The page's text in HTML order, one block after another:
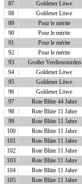
87
Goldener Löwe
88
Goldener Löwe
89
Pour le mérite
90
Pour le mérite
91
Pour le mérite
92
Pour le mérite
93
Großer Verdienstorden
94
Goldener Löwe
95
Goldener Löwe
96
Goldener Löwe
97
Rote Blüte 44 Jahre
98
Rote Blüte 11 Jahre
99
Rote Blüte 11 Jahre
100
Rote Blüte 11 Jahre
101
Rote Blüte 11 Jahre
102
Rote Blüte 11 Jahre
103
Rote Blüte 11 Jahre
104
Rote Blüte 11 Jahre
105
Rote Blüte 11 Jahre